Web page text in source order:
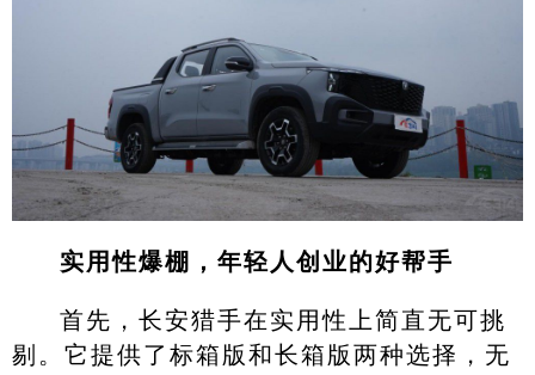
实用性爆棚，年轻人创业的好帮手
首先，长安猎手在实用性上简直无可挑
剔。它提供了标箱版和长箱版两种选择，无